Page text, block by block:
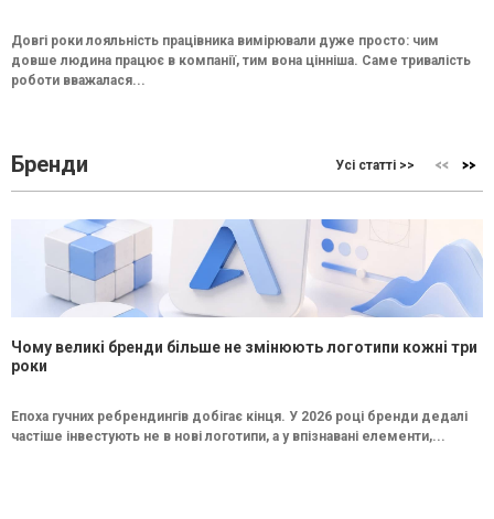
Довгі роки лояльність працівника вимірювали дуже просто: чим
довше людина працює в компанії, тим вона цінніша. Саме тривалість
роботи вважалася...
Бренди Усі статті >>
Чому великі бренди більше не змінюють логотипи кожні три
роки
Епоха гучних ребрендингів добігає кінця. У 2026 році бренди дедалі
частіше інвестують не в нові логотипи, а у впізнавані елементи,...